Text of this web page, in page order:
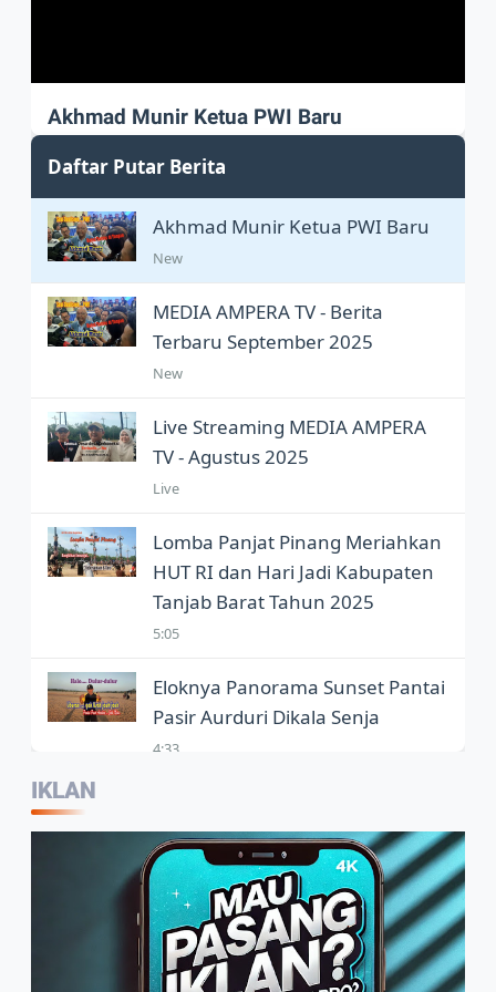
Akhmad Munir Ketua PWI Baru
Akhmad Munir sah Pimpin PWI Pusat
Daftar Putar Berita
Akhmad Munir Ketua PWI Baru
New
MEDIA AMPERA TV - Berita
Terbaru September 2025
New
Live Streaming MEDIA AMPERA
TV - Agustus 2025
Live
Lomba Panjat Pinang Meriahkan
HUT RI dan Hari Jadi Kabupaten
Tanjab Barat Tahun 2025
5:05
Eloknya Panorama Sunset Pantai
Pasir Aurduri Dikala Senja
4:33
Wartawan Jadi Garda Terdepan
Penggunaan Bahasa Indonesia
2:07
Warga Sambut Baik Himbauan
Wali Kota Jambi Melaksanakan
IKLAN